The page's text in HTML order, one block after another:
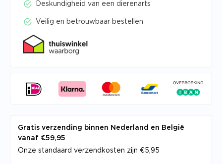
Deskundigheid van een dierenarts
Veilig en betrouwbaar bestellen
Gratis verzending binnen Nederland en België
vanaf €59,95
Onze standaard verzendkosten zijn €5,95